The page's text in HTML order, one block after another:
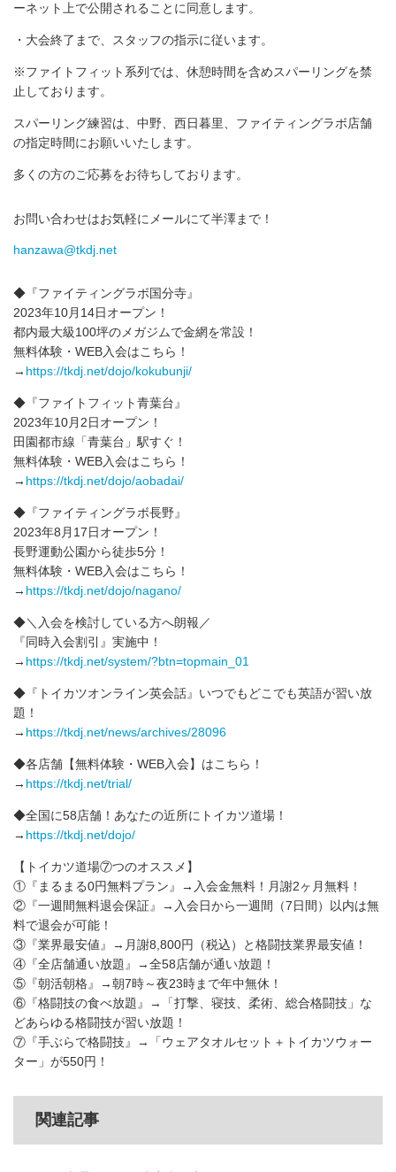
ーネット上で公開されることに同意します。
・大会終了まで、スタッフの指示に従います。
※ファイトフィット系列では、休憩時間を含めスパーリングを禁
止しております。
スパーリング練習は、中野、西日暮里、ファイティングラボ店舗
の指定時間にお願いいたします。
多くの方のご応募をお待ちしております。
お問い合わせはお気軽にメールにて半澤まで！
hanzawa@tkdj.net
◆『ファイティングラボ国分寺』
2023年10月14日オープン！
都内最大級100坪のメガジムで金網を常設！
無料体験・WEB入会はこちら！
→ https://tkdj.net/dojo/kokubunji/
◆『ファイトフィット青葉台』
2023年10月2日オープン！
田園都市線「青葉台」駅すぐ！
無料体験・WEB入会はこちら！
→ https://tkdj.net/dojo/aobadai/
◆『ファイティングラボ長野』
2023年8月17日オープン！
長野運動公園から徒歩5分！
無料体験・WEB入会はこちら！
→ https://tkdj.net/dojo/nagano/
◆＼入会を検討している方へ朗報／
『同時入会割引』実施中！
→ https://tkdj.net/system/?btn=topmain_01
◆『トイカツオンライン英会話』いつでもどこでも英語が習い放
題！
→ https://tkdj.net/news/archives/28096
◆各店舗【無料体験・WEB入会】はこちら！
→ https://tkdj.net/trial/
◆全国に58店舗！あなたの近所にトイカツ道場！
→ https://tkdj.net/dojo/
【トイカツ道場⑦つのオススメ】
①『まるまる0円無料プラン』→入会金無料！月謝2ヶ月無料！
②『一週間無料退会保証』→入会日から一週間（7日間）以内は無
料で退会が可能！
③『業界最安値』→月謝8,800円（税込）と格闘技業界最安値！
④『全店舗通い放題』→全58店舗が通い放題！
⑤『朝活朝格』→朝7時～夜23時まで年中無休！
⑥『格闘技の食べ放題』→「打撃、寝技、柔術、総合格闘技」な
どあらゆる格闘技が習い放題！
⑦『手ぶらで格闘技』→「ウェアタオルセット＋トイカツウォー
ター」が550円！
関連記事